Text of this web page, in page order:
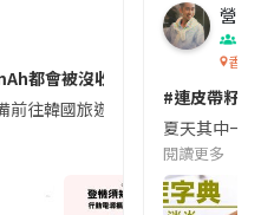
都會被沒收😱出發前切記檢查
前往韓國旅遊的民眾，近期要
營養
香港
#連皮帶籽
夏天其中一
閱讀更多